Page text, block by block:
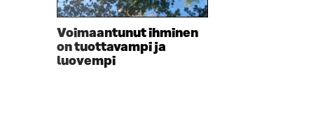
Voimaantunut ihminen
on tuottavampi ja
luovempi